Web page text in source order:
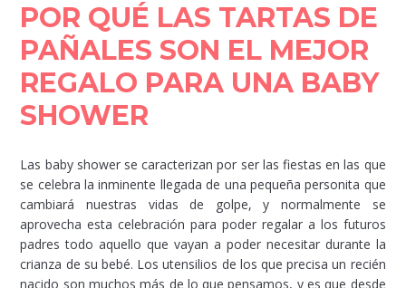
POR QUÉ LAS TARTAS DE
PAÑALES SON EL MEJOR
REGALO PARA UNA BABY
SHOWER
Las baby shower se caracterizan por ser las fiestas en las que
se celebra la inminente llegada de una pequeña personita que
cambiará nuestras vidas de golpe, y normalmente se
aprovecha esta celebración para poder regalar a los futuros
padres todo aquello que vayan a poder necesitar durante la
crianza de su bebé. Los utensilios de los que precisa un recién
nacido son muchos más de lo que pensamos, y es que desde